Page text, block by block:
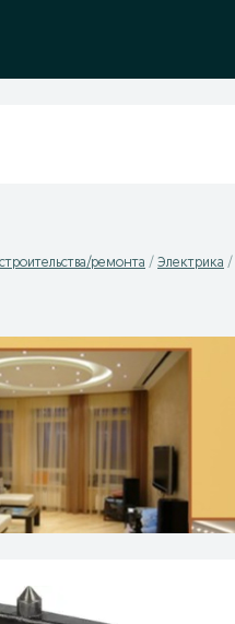
строительства/ремонта Электрика